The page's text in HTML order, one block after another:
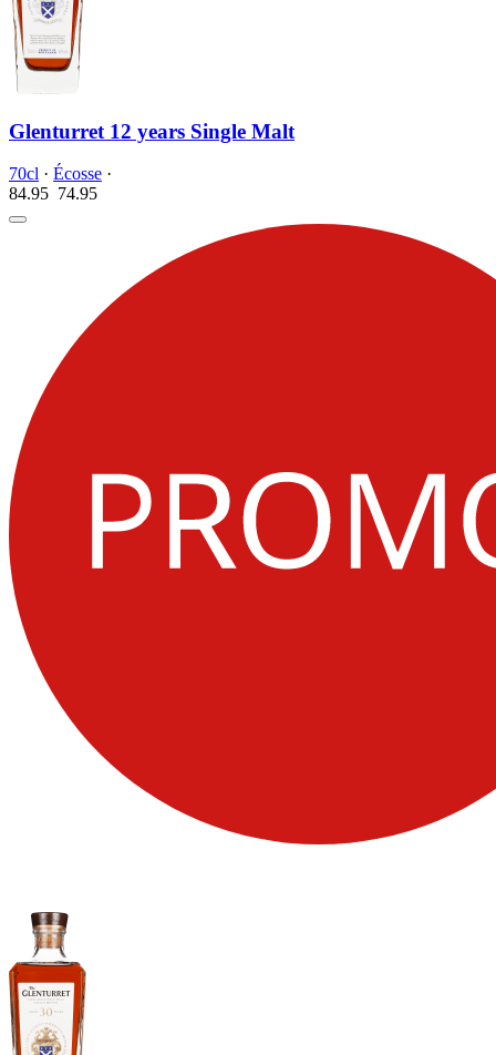
Glenturret 12 years Single Malt
70cl · Écosse ·
84.95 74.95